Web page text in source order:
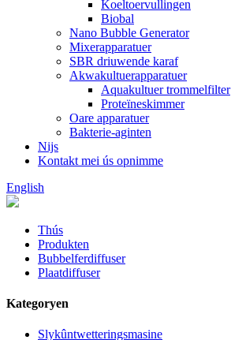
Koeltoervullingen
Biobal
Nano Bubble Generator
Mixerapparatuer
SBR driuwende karaf
Akwakultuerapparatuer
Aquakultuer trommelfilter
Proteïneskimmer
Oare apparatuer
Bakterie-aginten
Nijs
Kontakt mei ús opnimme
English
Thús
Produkten
Bubbelferdiffuser
Plaatdiffuser
Kategoryen
Slykûntwetteringsmasine